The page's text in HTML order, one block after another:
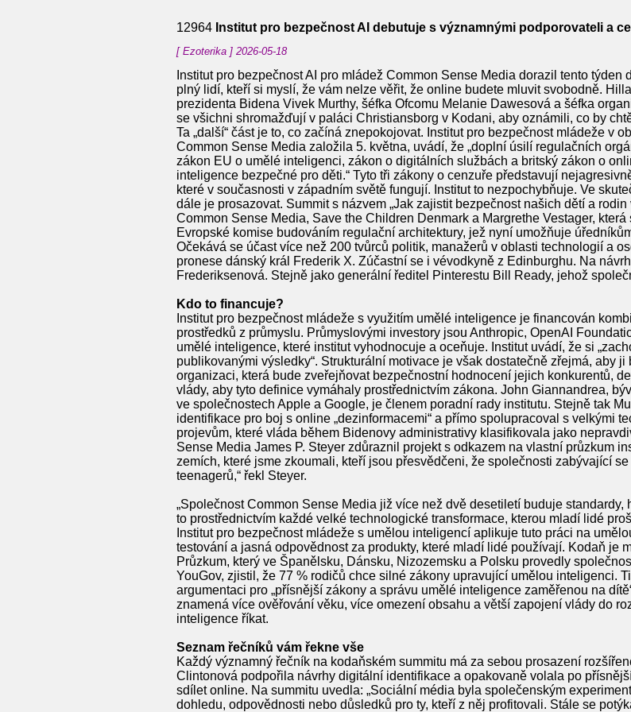
12964 Institut pro bezpečnost AI debutuje s významnými podporovateli a
[ Ezoterika ] 2026-05-18
Institut pro bezpečnost AI pro mládež Common Sense Media dorazil tento
plný lidí, kteří si myslí, že vám nelze věřit, že online budete mluvit svobodně.
prezidenta Bidena Vivek Murthy, šéfka Ofcomu Melanie Dawesová a šéfka
se všichni shromažďují v paláci Christiansborg v Kodani, aby oznámili, co by
Ta „další“ část je to, co začíná znepokojovat. Institut pro bezpečnost mládeže v
Common Sense Media založila 5. května, uvádí, že „doplní úsilí regulačních
zákon EU o umělé inteligenci, zákon o digitálních službách a britský zákon o
inteligence bezpečné pro děti.“ Tyto tři zákony o cenzuře představují
které v současnosti v západním světě fungují. Institut to nezpochybňuje. Ve
dále je prosazovat. Summit s názvem „Jak zajistit bezpečnost našich dětí a
Common Sense Media, Save the Children Denmark a Margrethe Vestager,
Evropské komise budováním regulační architektury, jež nyní umožňuje
Očekává se účast více než 200 tvůrců politik, manažerů v oblasti technologií a
pronese dánský král Frederik X. Zúčastní se i vévodkyně z Edinburghu. Na
Frederiksenová. Stejně jako generální ředitel Pinterestu Bill Ready, jehož
Kdo to financuje?
Institut pro bezpečnost mládeže s využitím umělé inteligence je financován
prostředků z průmyslu. Průmyslovými investory jsou Anthropic, OpenAI
umělé inteligence, které institut vyhodnocuje a oceňuje. Institut uvádí, že si
publikovanými výsledky“. Strukturální motivace je však dostatečně zřejmá, aby
organizaci, která bude zveřejňovat bezpečnostní hodnocení jejich konkurentů,
vlády, aby tyto definice vymáhaly prostřednictvím zákona. John Giannandrea,
ve společnostech Apple a Google, je členem poradní rady institutu. Stejně tak
identifikace pro boj s online „dezinformacemi“ a přímo spolupracoval s velkými
projevům, které vláda během Bidenovy administrativy klasifikovala jako
Sense Media James P. Steyer zdůraznil projekt s odkazem na vlastní průzkum
zemích, které jsme zkoumali, kteří jsou přesvědčeni, že společnosti zabývající
teenagerů,“ řekl Steyer.
„Společnost Common Sense Media již více než dvě desetiletí buduje
to prostřednictvím každé velké technologické transformace, kterou mladí lidé
Institut pro bezpečnost mládeže s umělou inteligencí aplikuje tuto práci na
testování a jasná odpovědnost za produkty, které mladí lidé používají. Kodaň je
Průzkum, který ve Španělsku, Dánsku, Nizozemsku a Polsku provedly
YouGov, zjistil, že 77 % rodičů chce silné zákony upravující umělou inteligenci.
argumentaci pro „přísnější zákony a správu umělé inteligence zaměřenou na
znamená více ověřování věku, více omezení obsahu a větší zapojení vlády do
inteligence říkat.
Seznam řečníků vám řekne vše
Každý významný řečník na kodaňském summitu má za sebou prosazení
Clintonová podpořila návrhy digitální identifikace a opakovaně volala po
sdílet online. Na summitu uvedla: „Sociální média byla společenským
dohledu, odpovědnosti nebo důsledků pro ty, kteří z něj profitovali. Stále se